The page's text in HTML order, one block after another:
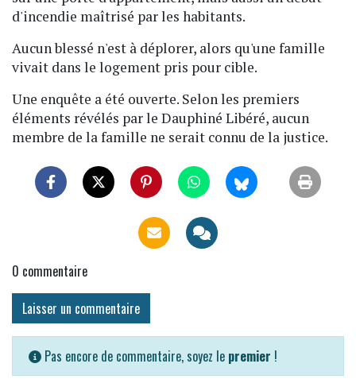
d'incendie maîtrisé par les habitants.
Aucun blessé n'est à déplorer, alors qu'une famille
vivait dans le logement pris pour cible.
Une enquête a été ouverte. Selon les premiers
éléments révélés par le Dauphiné Libéré, aucun
membre de la famille ne serait connu de la justice.
0 commentaire
Laisser un commentaire
Pas encore de commentaire, soyez le premier !